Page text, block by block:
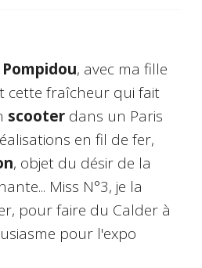
, avec ma fille
cette fraîcheur qui fait
scooterdans un Paris
en fil de fer,
, objet du désir de la
Miss N°3, je la
pour faire du Calder à
pour l'expo